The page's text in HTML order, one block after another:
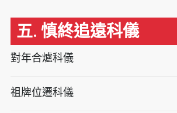
五. 慎終追遠科儀
對年合爐科儀
祖牌位遷科儀